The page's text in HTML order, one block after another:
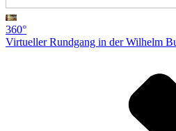
360°
Virtueller Rundgang in der Wilhelm